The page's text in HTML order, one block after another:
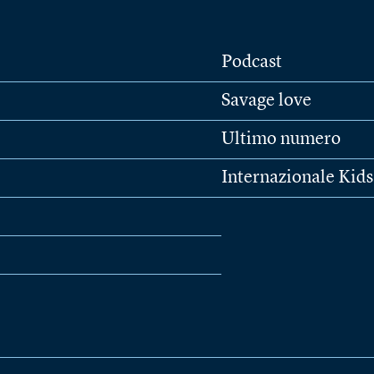
Podcast
Savage love
Ultimo numero
Internazionale Kids